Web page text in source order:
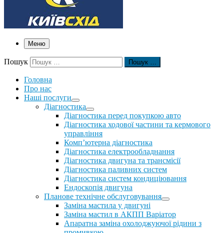
Меню
Пошук Пошук …
Головна
Про нас
Наші послуги
Діагностика
Діагностика перед покупкою авто
Діагностика ходової частини та кермового
управління
Комп’ютерна діагностика
Діагностика електрообладнання
Діагностика двигуна та трансмісії
Діагностика паливних систем
Діагностика систем кондиціювання
Ендоскопія двигуна
Планове технічне обслуговування
Заміна мастила у двигуні
Заміна мастил в АКПП Варіатор
Апаратна заміна охолоджуючої рідини з